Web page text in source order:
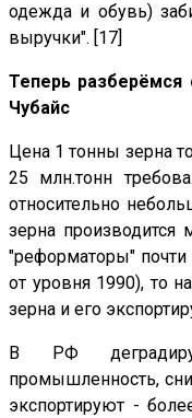
одежда и обувь)
выручки". [17]
Теперь
Чубайс
Цена 1 тонны зерна
25 млн.тонн
относительно
зерна
"реформаторы"
от уровня 1990), то
зерна и его
В РФ
промышленность,
экспортируют -